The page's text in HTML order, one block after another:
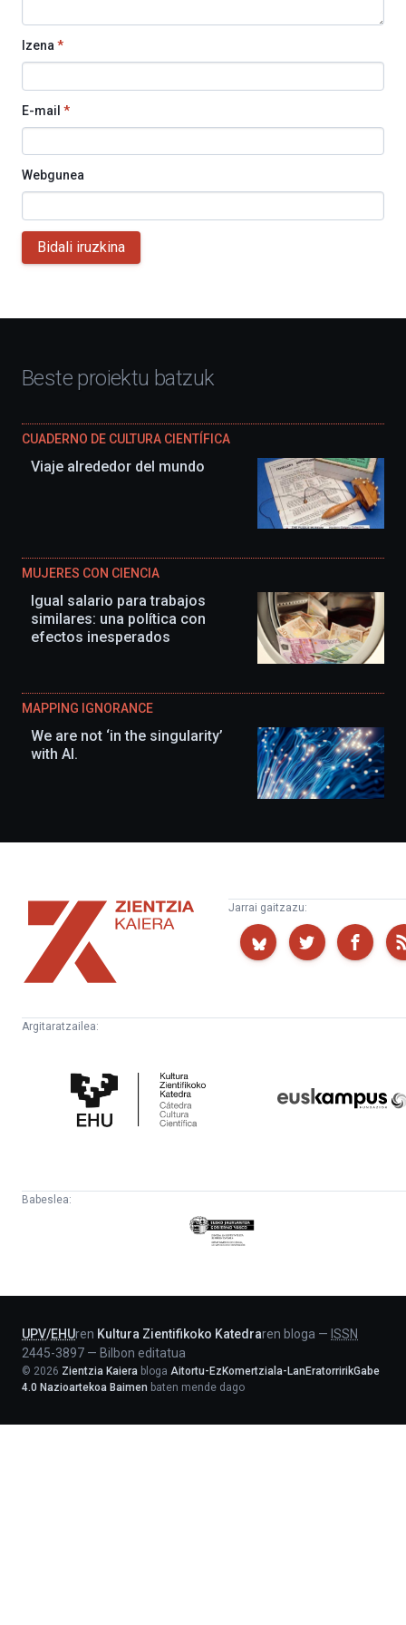
Izena *
E-mail *
Webgunea
Bidali iruzkina
Beste proiektu batzuk
CUADERNO DE CULTURA CIENTÍFICA
Viaje alrededor del mundo
MUJERES CON CIENCIA
Igual salario para trabajos
similares: una política con
efectos inesperados
MAPPING IGNORANCE
We are not ‘in the singularity’
with AI.
Zientzia
Kaiera
Jarrai gaitzazu:
Argitaratzailea:
Zientifikoko
Katedra
Babeslea:
Eusko
Jaurlaritza
UPV/EHUren Kultura Zientifikoko Katedraren bloga — ISSN
2445-3897 — Bilbon editatua
© 2026 Zientzia Kaiera bloga Aitortu-EzKomertziala-LanEratorririkGabe
4.0 Nazioartekoa Baimen baten mende dago